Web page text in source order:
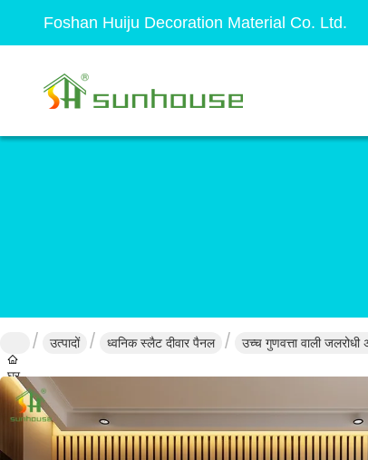
Foshan Huiju Decoration Material Co. Ltd.
घर
उत्पादों ध्वनिक स्लैट दीवार पैनल उच्च गुणवत्ता वाली